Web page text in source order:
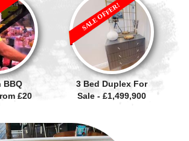
BBQ
£20
3 Bed Duplex For
Sale - £1,499,900
SALE OFFER!